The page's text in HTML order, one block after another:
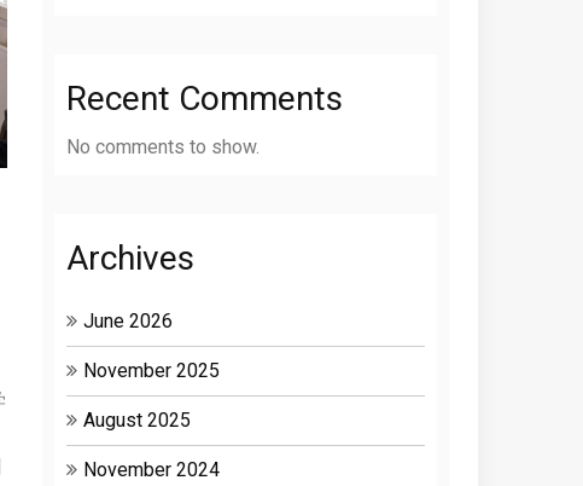
Recent Comments
No comments to show.
Archives
June 2026
November 2025
August 2025
November 2024